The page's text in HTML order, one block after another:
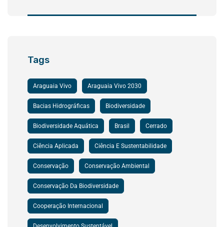
Tags
Araguaia Vivo Araguaia Vivo 2030
Bacias Hidrográficas Biodiversidade
Biodiversidade Aquática Brasil Cerrado
Ciência Aplicada Ciência E Sustentabilidade
Conservação Conservação Ambiental
Conservação Da Biodiversidade
Cooperação Internacional